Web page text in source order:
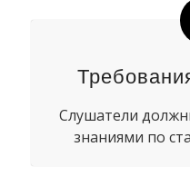
Слушатели
знаниями по